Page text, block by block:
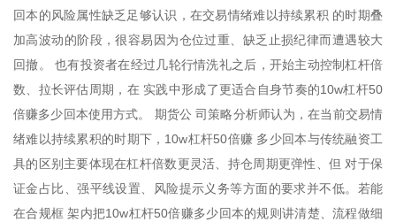
回本的风险属性缺乏足够认识，在交易情绪难以持续累积 的时期叠
加高波动的阶段，很容易因为仓位过重、缺乏止损纪律而遭遇较大
回撤。 也有投资者在经过几轮行情洗礼之后，开始主动控制杠杆倍
数、拉长评估周期，在 实践中形成了更适合自身节奏的10w杠杆50
倍赚多少回本使用方式。 期货公 司策略分析师认为，在当前交易情
绪难以持续累积的时期下，10w杠杆50倍赚 多少回本与传统融资工
具的区别主要体现在杠杆倍数更灵活、持仓周期更弹性、但 对于保
证金占比、强平线设置、风险提示义务等方面的要求并不低。若能
在合规框 架内把10w杠杆50倍赚多少回本的规则讲清楚、流程做细